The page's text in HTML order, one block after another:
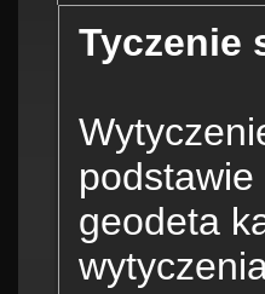
Tyczenie
geodeta